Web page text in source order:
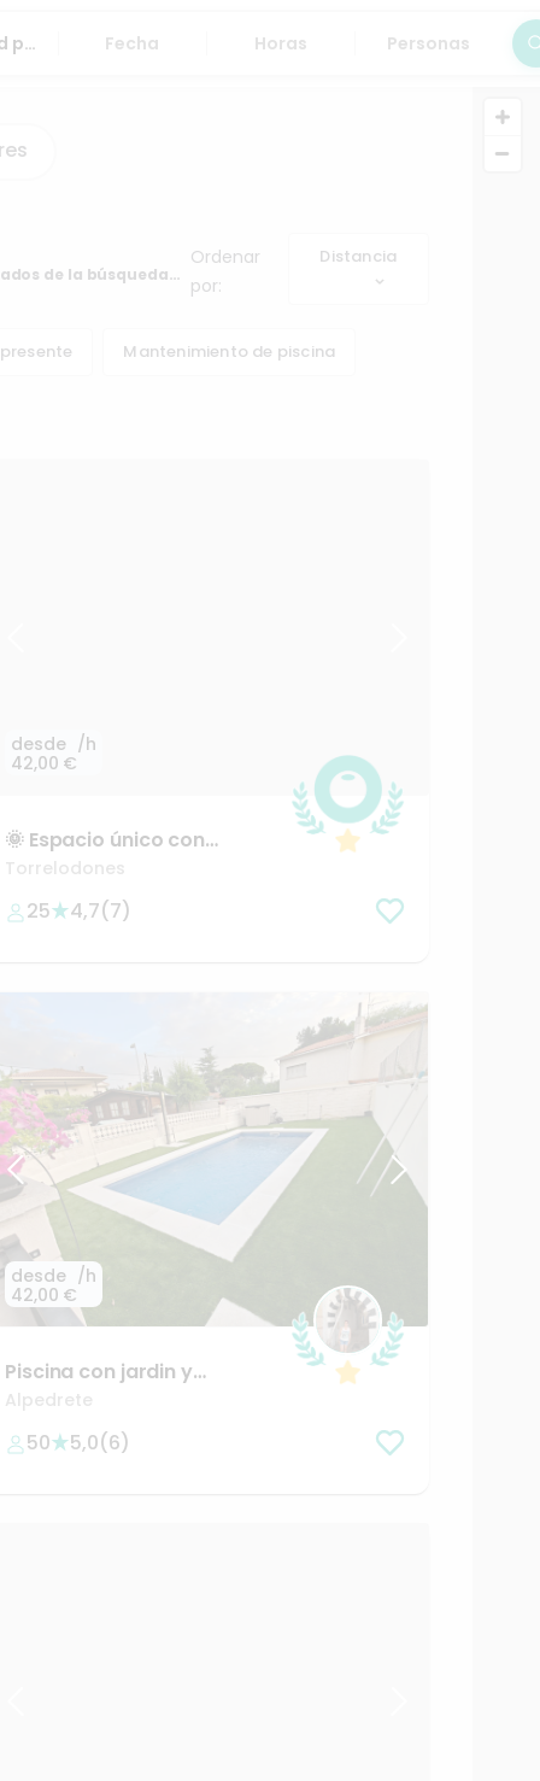
Fecha Horas Personas
de la búsqueda…
Ordenar
por:
Distancia
Mantenimiento de piscina
desde
42,00 €
/h
🌞 Espacio único con
piscina y confort
Torrelodones
25 4,7(7)
desde
42,00 €
/h
Piscina con jardin y
barbacoa
Madrid
Alpedrete
50 5,0(6)